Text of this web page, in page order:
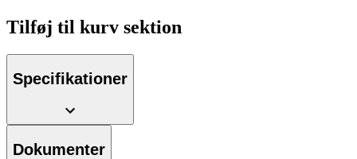
Produktoversigter
produktkatalog med vores komplette portefølje.
Tilføj til kurv sektion
Specifikationer
Dokumenter